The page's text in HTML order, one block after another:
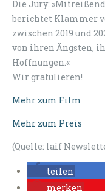
Die Jury:
berichtet Klammer
zwischen 2019 und
von ihren Ängsten,
Hoffnungen.«
Wir gratulieren!
Mehr zum Film
Mehr zum Preis
(Quelle: laif
teilen
merken